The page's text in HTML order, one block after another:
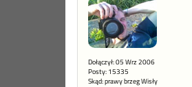
Dołączył: 05 Wrz 2006
Posty: 15335
Skąd: prawy brzeg Wisły